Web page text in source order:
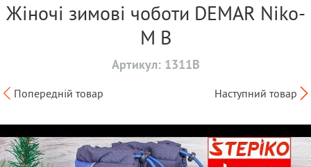
Жіночі зимові чоботи DEMAR Niko-
M B
Артикул: 1311B
Попередній товар Наступний товар